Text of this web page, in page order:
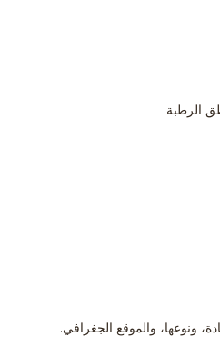
الرطبة
ونوعها، والموقع الجغرافي.